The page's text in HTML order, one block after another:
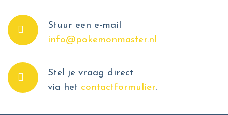
Stuur een e-mail
info@pokemonmaster.nl
Stel je vraag direct
via het contactformulier.